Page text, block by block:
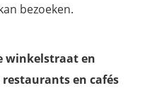
bezoeken.
winkelstraaten
restaurantsen cafés